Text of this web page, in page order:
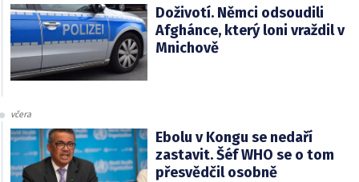
Doživotí. Němci odsoudili
Afghánce, který loni vraždil v
Mnichově
včera
Ebolu v Kongu se nedaří
zastavit. Šéf WHO se o tom
přesvědčil osobně